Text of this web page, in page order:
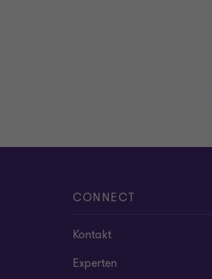
CONNECT
Kontakt
Experten